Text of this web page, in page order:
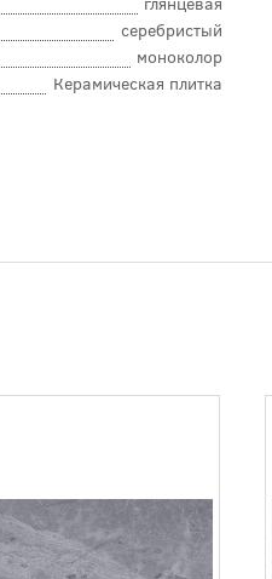
серебристый
моноколор
Керамическая плитка